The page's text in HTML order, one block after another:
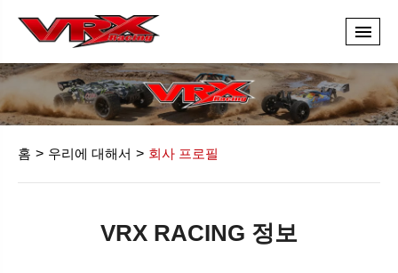
홈 우리에 대해서 회사 프로필
VRX RACING 정보